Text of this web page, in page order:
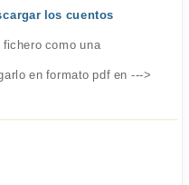
los cuentos
como una
en formato pdf en --->